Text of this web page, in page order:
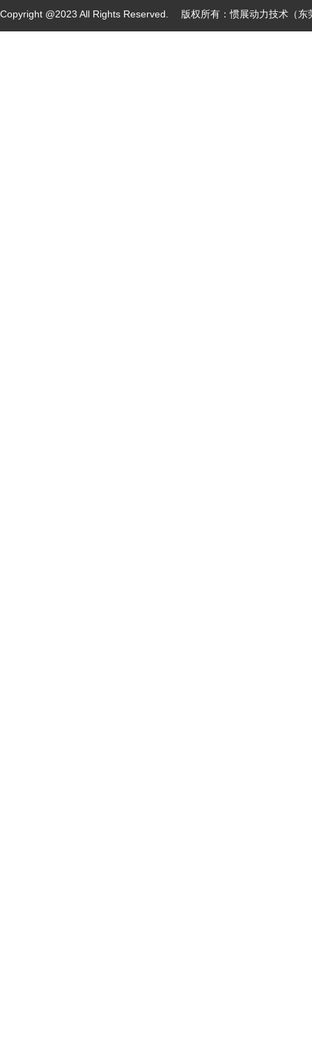
Copyright @2023 All Rights Reserved. 版权所有：惯展动力技术（东